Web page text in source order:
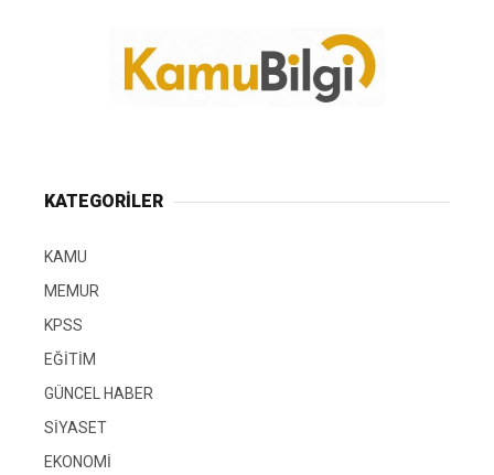
KATEGORİLER
KAMU
MEMUR
KPSS
EĞİTİM
GÜNCEL HABER
SİYASET
EKONOMİ